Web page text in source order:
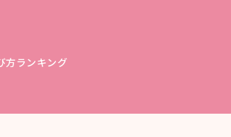
方ランキング